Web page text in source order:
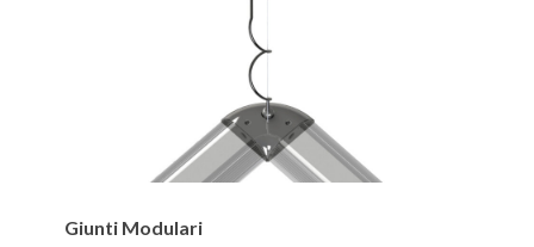
Modulari
Giunti Modulari